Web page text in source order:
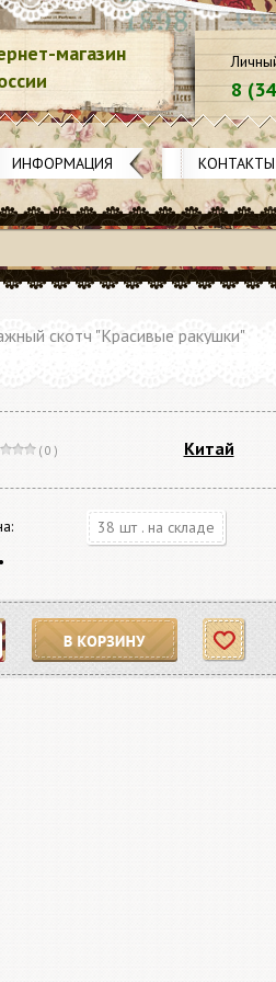
8
магазин
ИНФОРМАЦИЯ КОНТАКТЫ
скотч "Красивые ракушки"
Китай
( 0 )
38 шт . на складе
В корзину